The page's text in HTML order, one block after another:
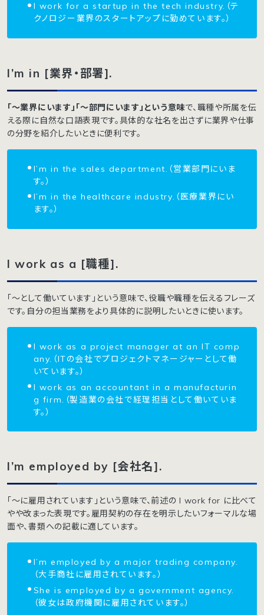
I work for a startup in the tech industry.（テ
クノロジー業界のスタートアップに勤めています。）
I’m in [業界・部署].
「〜業界にいます」「〜部門にいます」という意味で、職種や所属を伝
える際に自然な口語表現です。具体的な社名を出さずに業界や仕事
の分野を紹介したいときに便利です。
I’m in the sales department.（営業部門にいま
す。）
I’m in the healthcare industry.（医療業界にい
ます。）
I work as a [職種].
「〜として働いています」という意味で、役職や職種を伝えるフレーズ
です。自分の担当業務をより具体的に説明したいときに使います。
I work as a project manager at an IT comp
any.（ITの会社でプロジェクトマネージャーとして働
いています。）
I work as an accountant in a manufacturin
g firm.（製造業の会社で経理担当として働いていま
す。）
I’m employed by [会社名].
「〜に雇用されています」という意味で、前述の I work for に比べて
やや改まった表現です。雇用契約の存在を明示したいフォーマルな場
面や、書類への記載に適しています。
I’m employed by a major trading company.
（大手商社に雇用されています。）
She is employed by a government agency.
（彼女は政府機関に雇用されています。）